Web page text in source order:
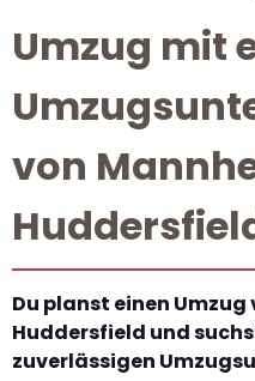
Umzug mit
von
Du planst einen
Huddersfield und
zuverlässigen